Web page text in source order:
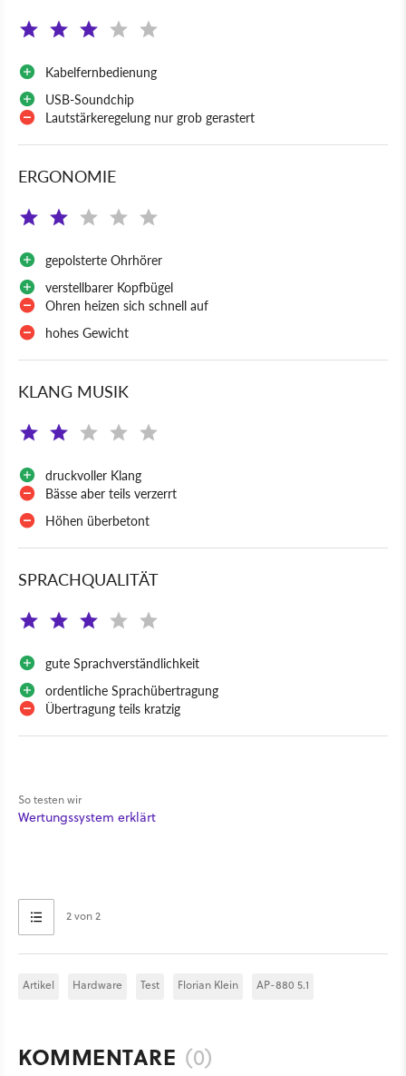
Kabelfernbedienung
USB-Soundchip
Lautstärkeregelung nur grob gerastert
ERGONOMIE
gepolsterte Ohrhörer
verstellbarer Kopfbügel
Ohren heizen sich schnell auf
hohes Gewicht
KLANG MUSIK
druckvoller Klang
Bässe aber teils verzerrt
Höhen überbetont
SPRACHQUALITÄT
gute Sprachverständlichkeit
ordentliche Sprachübertragung
Übertragung teils kratzig
So testen wir
Wertungssystem erklärt
2 von 2
Artikel Hardware Test Florian Klein AP-880 5.1
KOMMENTARE (0)